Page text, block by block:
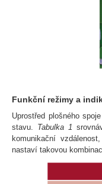
Funkční režimy a
Uprostřed plošného
stavu. Tabulka 1
komunikační
nastaví takovou